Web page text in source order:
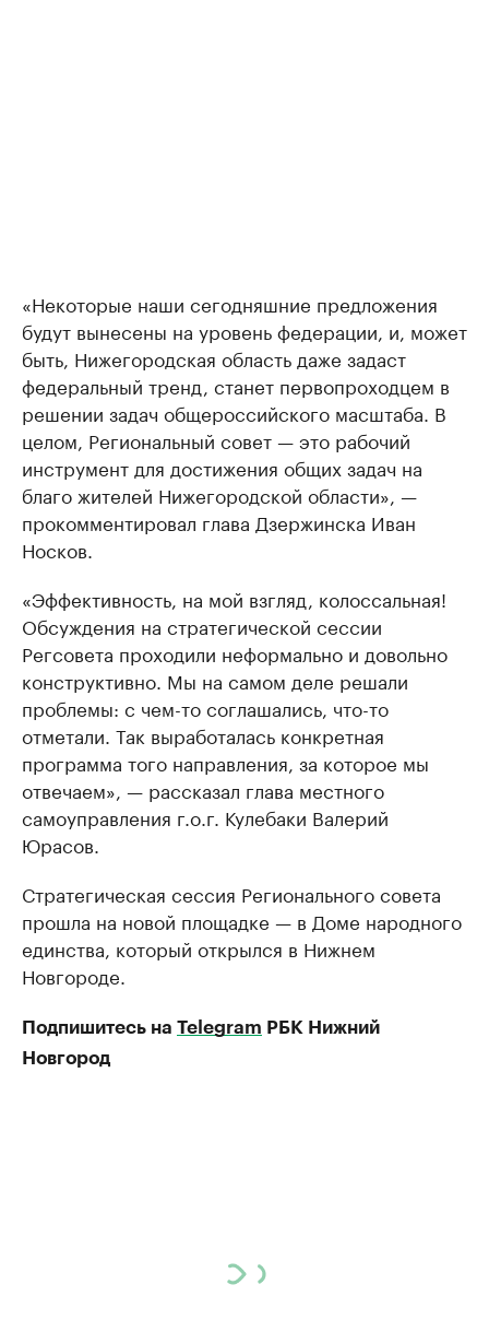
«Некоторые наши сегодняшние предложения
будут вынесены на уровень федерации, и, может
быть, Нижегородская область даже задаст
федеральный тренд, станет первопроходцем в
решении задач общероссийского масштаба. В
целом, Региональный совет — это рабочий
инструмент для достижения общих задач на
благо жителей Нижегородской области», —
прокомментировал глава Дзержинска Иван
Носков.
«Эффективность, на мой взгляд, колоссальная!
Обсуждения на стратегической сессии
Регсовета проходили неформально и довольно
конструктивно. Мы на самом деле решали
проблемы: с чем-то соглашались, что-то
отметали. Так выработалась конкретная
программа того направления, за которое мы
отвечаем», — рассказал глава местного
самоуправления г.о.г. Кулебаки Валерий
Юрасов.
Стратегическая сессия Регионального совета
прошла на новой площадке — в Доме народного
единства, который открылся в Нижнем
Новгороде.
Подпишитесь на Telegram РБК Нижний
Новгород